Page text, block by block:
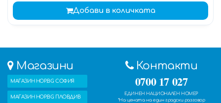
Добави в количката
Магазини
МАГАЗИН HOP.BG СОФИЯ
МАГАЗИН HOP.BG ПЛОВДИВ
Контакти
0700 17 027
ЕДИНЕН НАЦИОНАЛЕН НОМЕР
*На цената на един градски разговор